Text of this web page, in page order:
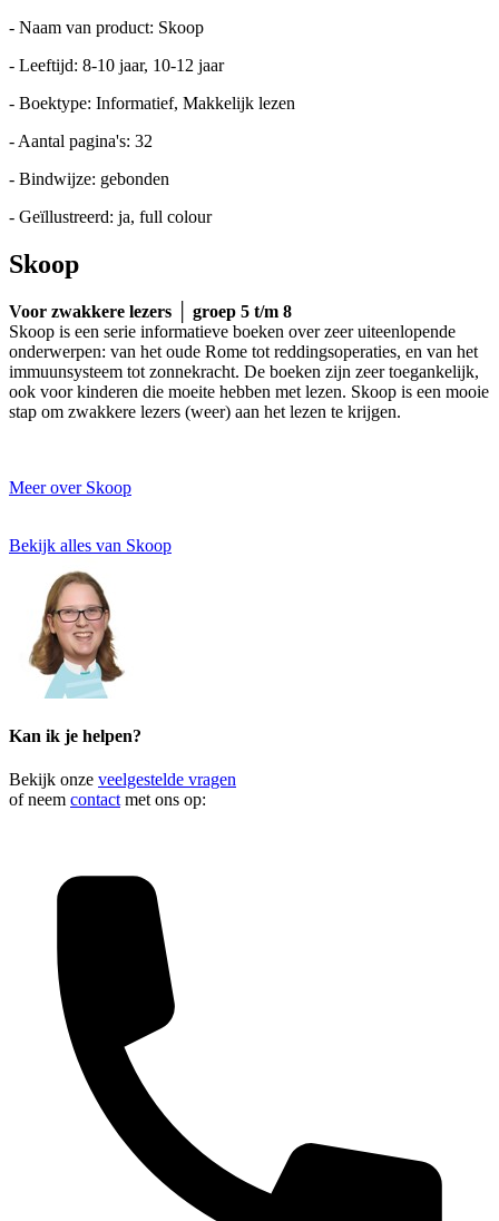
- Naam van product: Skoop
- Leeftijd: 8-10 jaar, 10-12 jaar
- Boektype: Informatief, Makkelijk lezen
- Aantal pagina's: 32
- Bindwijze: gebonden
- Geïllustreerd: ja, full colour
Skoop
Voor zwakkere lezers │ groep 5 t/m 8
Skoop is een serie informatieve boeken over zeer uiteenlopende
onderwerpen: van het oude Rome tot reddingsoperaties, en van het
immuunsysteem tot zonnekracht. De boeken zijn zeer toegankelijk,
ook voor kinderen die moeite hebben met lezen. Skoop is een mooie
stap om zwakkere lezers (weer) aan het lezen te krijgen.
Meer over Skoop
Bekijk alles van Skoop
Kan ik je helpen?
Bekijk onze veelgestelde vragen
of neem contact met ons op: